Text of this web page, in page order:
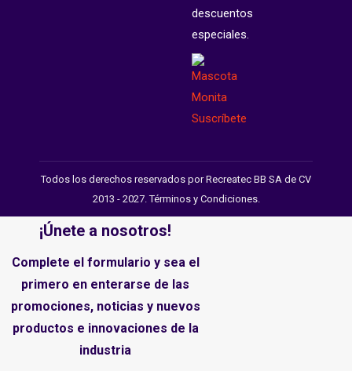
descuentos
especiales.
Todos los derechos reservados por Recreatec BB SA de CV
2013 - 2027.Términos y Condiciones.
¡Únete a nosotros!
Complete el formulario y sea el
primero en enterarse de las
promociones, noticias y nuevos
productos e innovaciones de la
industria